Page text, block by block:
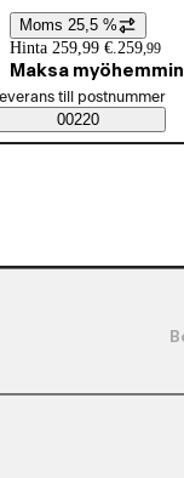
Prisinformation
Moms 25,5 %
Hinta 259,99 €. 259,99
Maksa
Saatavuustiedot
beställningssätt
till postnummer
00220